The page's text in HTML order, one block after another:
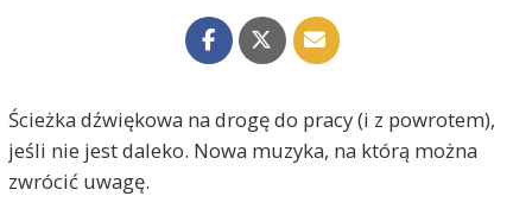
Ścieżka dźwiękowa na drogę do pracy (i z powrotem),
jeśli nie jest daleko. Nowa muzyka, na którą można
zwrócić uwagę.